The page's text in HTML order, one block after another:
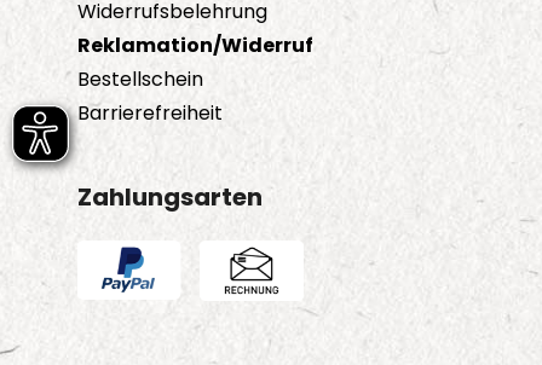
Widerrufsbelehrung
Reklamation/Widerruf
Bestellschein
Barrierefreiheit
Zahlungsarten